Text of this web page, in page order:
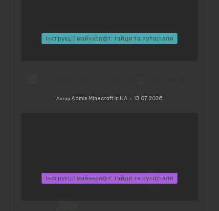
Інструкції майнкрафт: гайди та туторіали
Опубліковано
АвторAdmin Minecraft in UA 13.07.2026
Інструкції майнкрафт: гайди та туторіали